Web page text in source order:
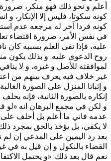
أعلم و نحو ذلك فهو منكر،
كونه سكوتا، فليس إلا الإنكار، و
كونه فردا آخر له مرجعه عدم
في نفس الأمر، ضرورة اقتضاء
عليه، فإذا نفى العلم بسببه كان
روح الدعوى عليه. و بذلك يكون
لموافقته للأصل و غيره، و لا
غير خلاف فيه يعرف بينهم من
و إثباتا المنزل على الصورة
إنكاره بالصورة الثانية، فإنه
و لكن في مجمع البرهان انه «لو
عدمه فاني ما أعلم بل أحلف
لا يكفي، بل يؤخذ بالحق بمجرد
بعد رد اليمين على المدعي إن لم
القضاء بالنكول و إن قيل به في
نعم قال بعد ذلك: «و يحتمل